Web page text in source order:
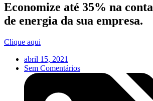
Economize até 35% na conta
de energia da sua empresa.
Clique aqui
abril 15, 2021
Sem Comentários